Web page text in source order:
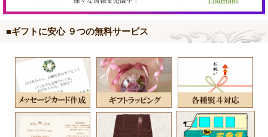
■ギフトに安心 ９つの無料サービス